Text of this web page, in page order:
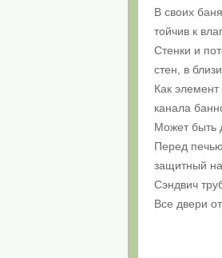
В своих
тойчив к
Стенки и
стен, в
Как
канала
Может быть
Перед
защитный
Сэндвич
Все двери